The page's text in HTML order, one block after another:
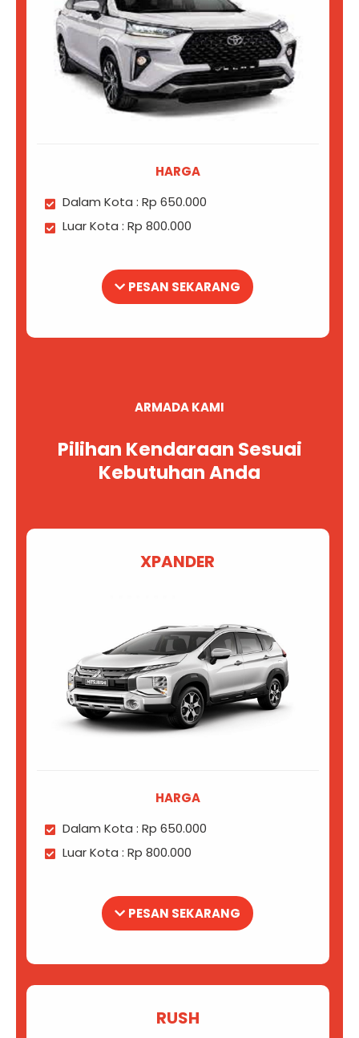
HARGA
Dalam Kota : Rp 650.000
Luar Kota : Rp 800.000
PESAN SEKARANG
ARMADA KAMI
Pilihan Kendaraan Sesuai
Kebutuhan Anda
XPANDER
HARGA
Dalam Kota : Rp 650.000
Luar Kota : Rp 800.000
PESAN SEKARANG
RUSH